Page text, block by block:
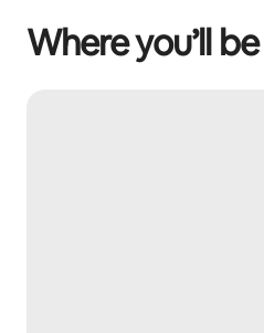
Where you’ll